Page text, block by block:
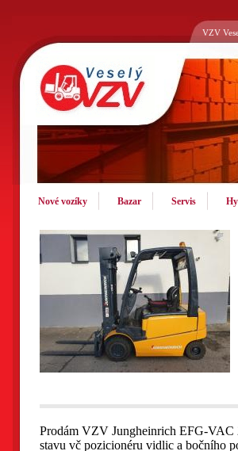
VZV
Nové vozíky Bazar Servis
Prodám VZV Jungheinrich EFG-
stavu vč pozicionéru vidlic a bočního